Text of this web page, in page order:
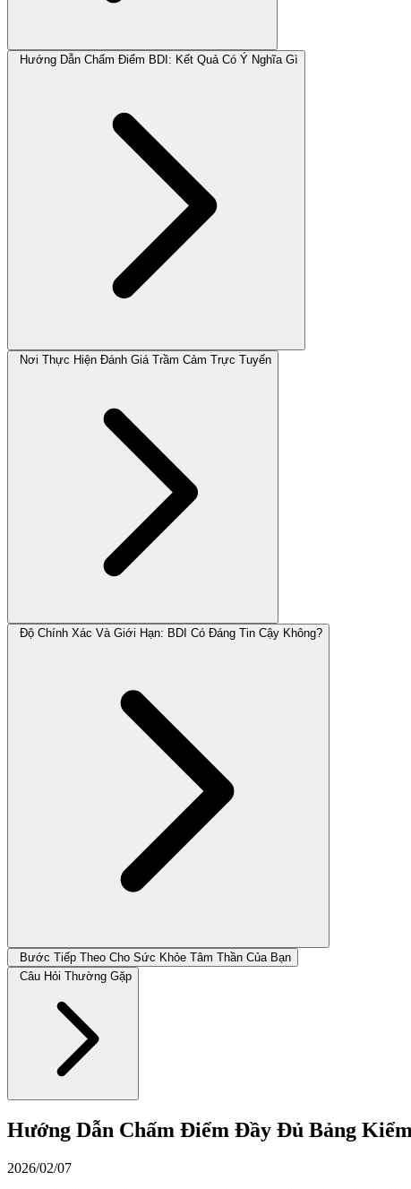
Hướng Dẫn Chấm Điểm BDI: Kết Quả Có Ý Nghĩa Gì
Nơi Thực Hiện Đánh Giá Trầm Cảm Trực Tuyến
Độ Chính Xác Và Giới Hạn: BDI Có Đáng Tin Cậy Không?
Bước Tiếp Theo Cho Sức Khỏe Tâm Thần Của Bạn
Câu Hỏi Thường Gặp
Hướng Dẫn Chấm Điểm Đầy Đủ Bảng
2026/02/07